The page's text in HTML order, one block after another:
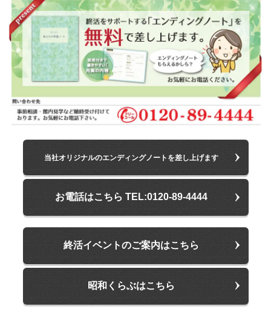
当社オリジナルのエンディングノートを差し上げます
お電話はこちら TEL:0120-89-4444
終活イベントのご案内はこちら
昭和くらぶはこちら